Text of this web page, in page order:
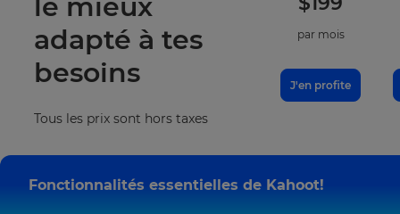
le mieux
adapté à tes
besoins
Tous les prix sont hors taxes
par mois
J'en profite
Fonctionnalités essentielles de Kahoot!